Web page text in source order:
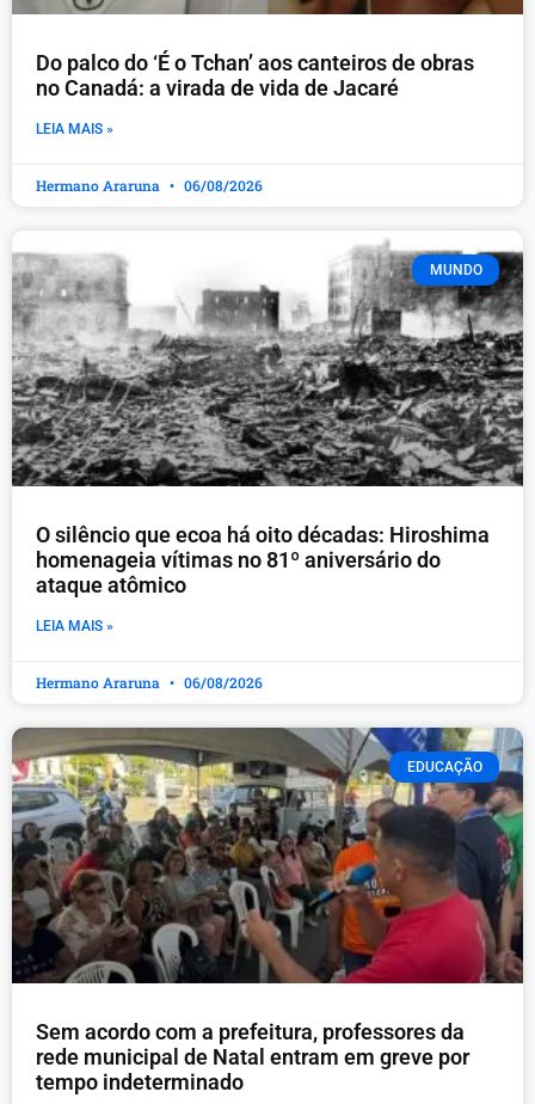
Do palco do ‘É o Tchan’ aos canteiros de obras
no Canadá: a virada de vida de Jacaré
LEIA MAIS »
Hermano Araruna 06/08/2026
MUNDO
O silêncio que ecoa há oito décadas: Hiroshima
homenageia vítimas no 81º aniversário do
ataque atômico
LEIA MAIS »
Hermano Araruna 06/08/2026
EDUCAÇÃO
​Sem acordo com a prefeitura, professores da
rede municipal de Natal entram em greve por
tempo indeterminado